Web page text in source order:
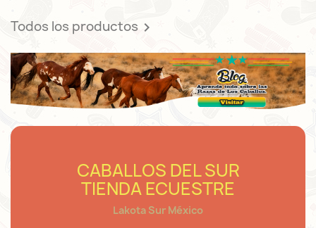
Todos los productos 
CABALLOS DEL SUR
TIENDA ECUESTRE
Lakota Sur México